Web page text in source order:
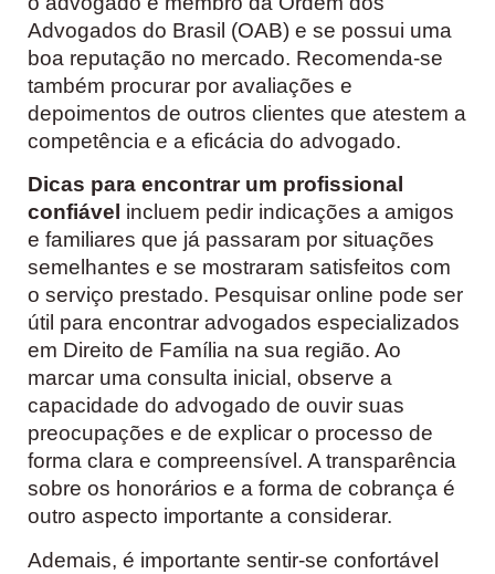
Advogados do Brasil (OAB) e se possui uma
boa reputação no mercado. Recomenda-se
também procurar por avaliações e
depoimentos de outros clientes que atestem a
competência e a eficácia do advogado.
Dicas para encontrar um profissional
confiável incluem pedir indicações a amigos
e familiares que já passaram por situações
semelhantes e se mostraram satisfeitos com
o serviço prestado. Pesquisar online pode ser
útil para encontrar advogados especializados
em Direito de Família na sua região. Ao
marcar uma consulta inicial, observe a
capacidade do advogado de ouvir suas
preocupações e de explicar o processo de
forma clara e compreensível. A transparência
sobre os honorários e a forma de cobrança é
outro aspecto importante a considerar.
Ademais, é importante sentir-se confortável